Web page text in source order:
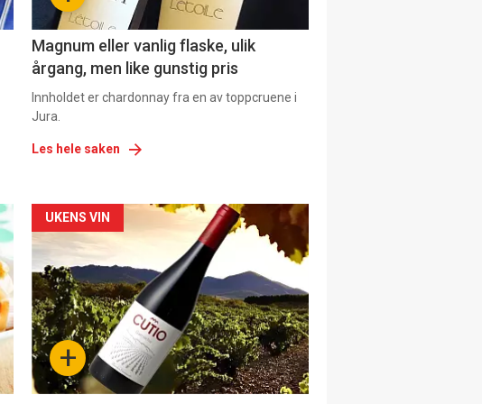
Magnum eller vanlig flaske, ulik
årgang, men like gunstig pris
Innholdet er chardonnay fra en av toppcruene i
Jura.
Les hele saken
Forsiden
akkurat
nå
-
6 +
UKENS VIN